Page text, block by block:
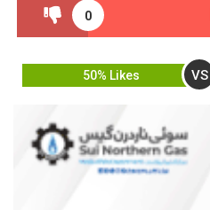
0
50% Likes VS